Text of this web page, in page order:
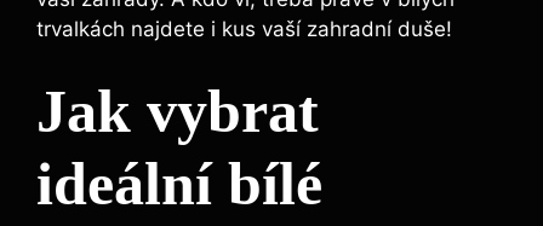
trvalkách najdete i kus ​vaší zahradní duše!
Jak vybrat
ideální bílé